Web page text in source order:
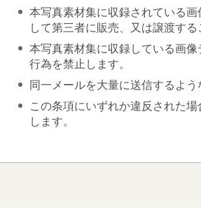
本写真素材集に収録されている
して第三者に販売、又は譲渡する
本写真素材集に収録している画
行為を禁止します。
同一メールを大量に送信するよ
この条項にいずれか違反された
します。